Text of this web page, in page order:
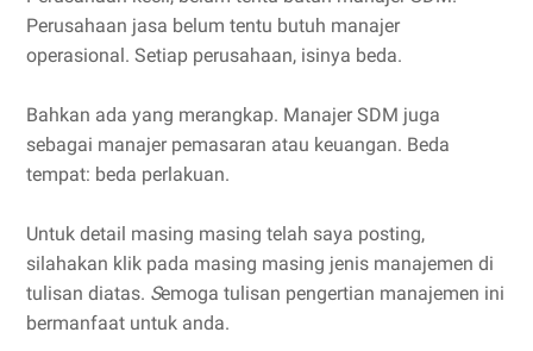
Perusahaan jasa belum tentu butuh manajer
operasional. Setiap perusahaan, isinya beda.
Bahkan ada yang merangkap. Manajer SDM juga
sebagai manajer pemasaran atau keuangan. Beda
tempat: beda perlakuan.
Untuk detail masing masing telah saya posting,
silahakan klik pada masing masing jenis manajemen di
tulisan diatas. Semoga tulisan pengertian manajemen ini
bermanfaat untuk anda.